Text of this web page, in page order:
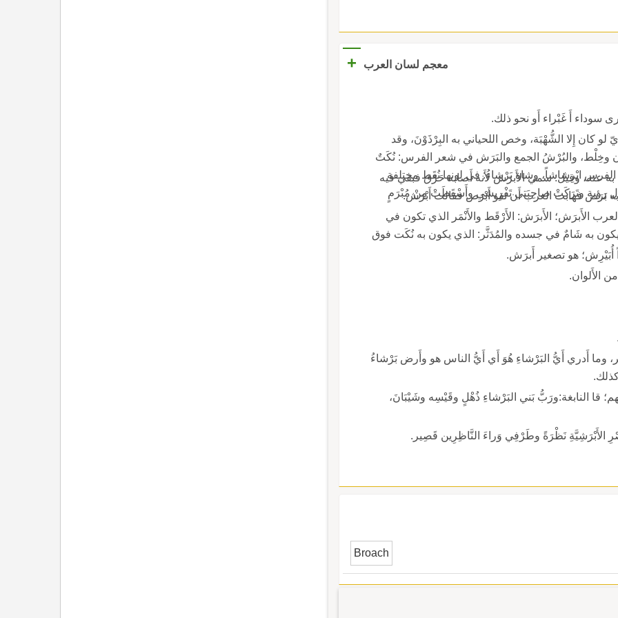
معجم لسان العرب +
سوداء أَ غَبْراء أَو نحو ذلك.
كان إِلا الشُّهْبَة، وخص اللحياني به البِرْذَوْنَ، وقد
وخِلْط، والبُرْشُ الجمع والبَرَش في شعر الفرس: نُكَتٌ
ابْرِشاشاً، وشاة بَرْشاءُ: في لونها نُقَط مختلفة
قال رؤبة وتَرَكَتْ صاحِبَتي تَفْرِيشي وأَسْقَطَتْ مِنْ مُبْرَمٍ
عنه، وقيل: سمي الأَبرَش لأَنه أَصابه حَرْق فبقي فيه
بَرَص فهابت العرب أَن تقو أَبْرَص فقالت أَبْرَش.
الأَبرَش؛ الأَبرَش: الأَرْقَط والأَنْمَر الذي تكون في
به شَامٌ في جسده والمُدَثَّر: الذي يكون به نُكَت فوق
هو تصغير أَبرَش.
الأَلوان.
وما أَدري أَيُّ البَرْشاءِ هُوَ أَي أَيُّ الناس هو وأَرض بَرْشاءُ
قا النابغة:ورَبُّ بَني البَرْشاءِ ذُهْلٍ وقَيْسِه وشَيْبَانَ،
الأَبْرَشِيَّةِ نَظْرَةً وطَرْفِي وَراءَ النَّاظِرِين قَصِير.
Broach